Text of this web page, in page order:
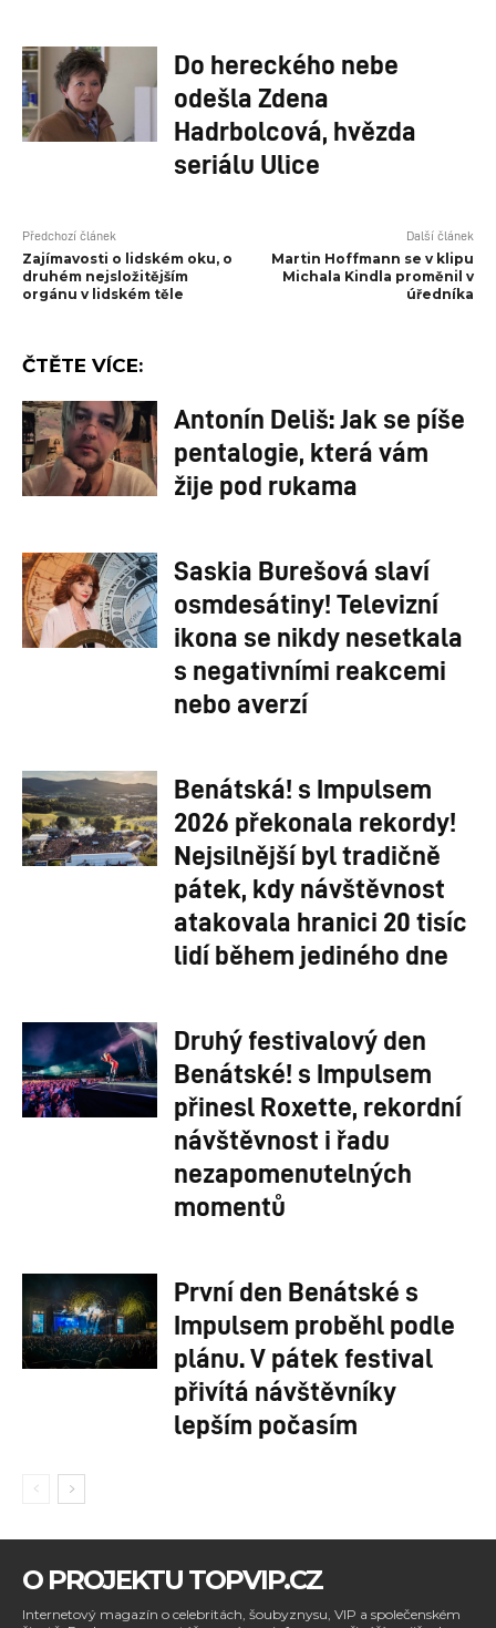
Do hereckého nebe
odešla Zdena
Hadrbolcová, hvězda
seriálu Ulice
Předchozí článek
Zajímavosti o lidském oku, o
druhém nejsložitějším
orgánu v lidském těle
Další článek
Martin Hoffmann se v klipu
Michala Kindla proměnil v
úředníka
ČTĚTE VÍCE:
Antonín Deliš: Jak se píše
pentalogie, která vám
žije pod rukama
Saskia Burešová slaví
osmdesátiny! Televizní
ikona se nikdy nesetkala
s negativními reakcemi
nebo averzí
Benátská! s Impulsem
2026 překonala rekordy!
Nejsilnější byl tradičně
pátek, kdy návštěvnost
atakovala hranici 20 tisíc
lidí během jediného dne
Druhý festivalový den
Benátské! s Impulsem
přinesl Roxette, rekordní
návštěvnost i řadu
nezapomenutelných
momentů
První den Benátské s
Impulsem proběhl podle
plánu. V pátek festival
přivítá návštěvníky
lepším počasím
O PROJEKTU TOPVIP.CZ
Internetový magazín o celebritách, šoubyznysu, VIP a společenském